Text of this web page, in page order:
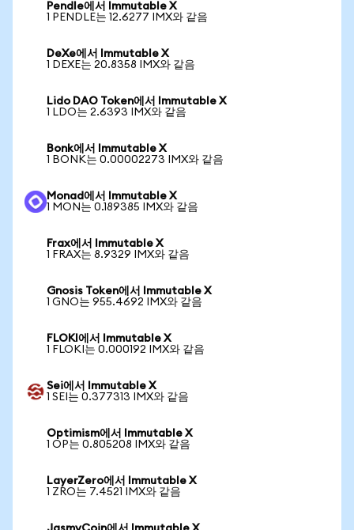
Pendle에서 Immutable X
1 PENDLE는 12.6277 IMX와 같음
DeXe에서 Immutable X
1 DEXE는 20.8358 IMX와 같음
Lido DAO Token에서 Immutable X
1 LDO는 2.6393 IMX와 같음
Bonk에서 Immutable X
1 BONK는 0.00002273 IMX와 같음
Monad에서 Immutable X
1 MON는 0.189385 IMX와 같음
Frax에서 Immutable X
1 FRAX는 8.9329 IMX와 같음
Gnosis Token에서 Immutable X
1 GNO는 955.4692 IMX와 같음
FLOKI에서 Immutable X
1 FLOKI는 0.000192 IMX와 같음
Sei에서 Immutable X
1 SEI는 0.377313 IMX와 같음
Optimism에서 Immutable X
1 OP는 0.805208 IMX와 같음
LayerZero에서 Immutable X
1 ZRO는 7.4521 IMX와 같음